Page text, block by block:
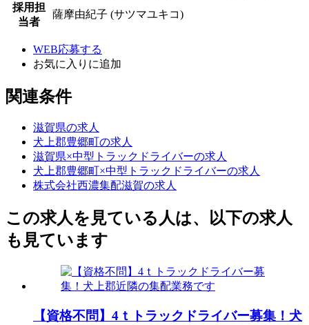
採用担
当者
薩摩由紀子 (サツマユキコ)
WEB応募する
お気に入り に追加
関連条件
滋賀県の求人
犬上郡豊郷町の求人
滋賀県×中型トラックドライバーの求人
犬上郡豊郷町×中型トラックドライバーの求人
株式会社西濃集配滋賀の求人
この求人を見ている人は、以下の求人
も見ています
【資格不問】4ｔトラックドライバー募集！犬